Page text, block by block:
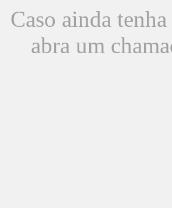
Caso ainda
abra um